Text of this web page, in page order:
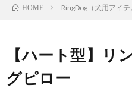
HOME RingDog（犬用アイ
【ハート型】リ
グピロー